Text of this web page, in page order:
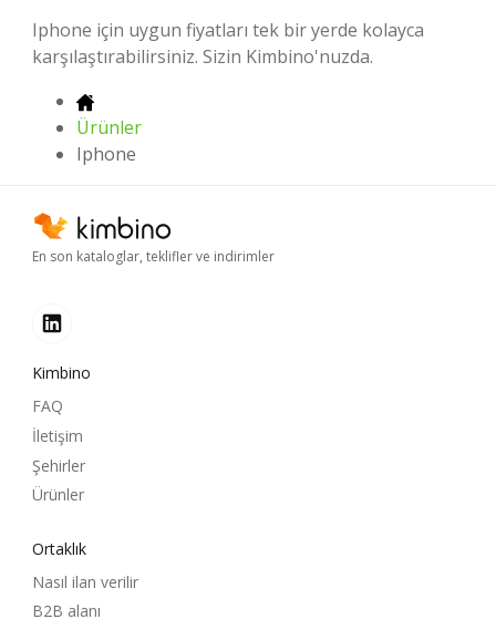
Iphone için uygun fiyatları tek bir yerde kolayca
karşılaştırabilirsiniz. Sizin Kimbino'nuzda.
Ürünler
Iphone
En son kataloglar, teklifler ve indirimler
Kimbino
FAQ
İletişim
Şehirler
Ürünler
Ortaklık
Nasıl ilan verilir
B2B alanı